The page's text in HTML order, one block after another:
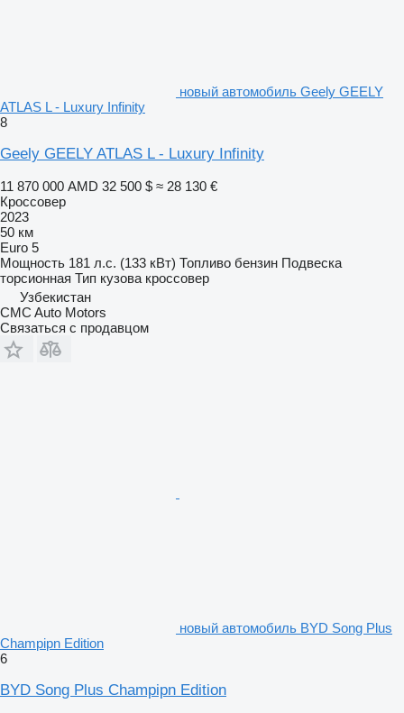
новый автомобиль Geely GEELY
ATLAS L - Luxury Infinity
8
Geely GEELY ATLAS L - Luxury Infinity
11 870 000 AMD 32 500 $ ≈ 28 130 €
Кроссовер
2023
50 км
Euro 5
Мощность 181 л.с. (133 кВт) Топливо бензин Подвеска
торсионная Тип кузова кроссовер
Узбекистан
CMC Auto Motors
Связаться с продавцом
новый автомобиль BYD Song Plus
Champipn Edition
6
BYD Song Plus Champipn Edition